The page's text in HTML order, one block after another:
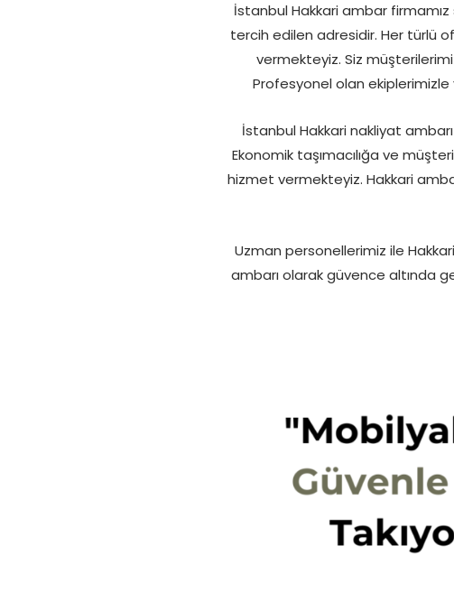
İstanbul Hakkari ambar
tercih edilen adresidir. Her türlü
vermekteyiz. Siz
Profesyonel olan
İstanbul Hakkari nakliyat
Ekonomik taşımacılığa ve
hizmet vermekteyiz. Hakkari
Uzman personellerimiz ile
ambarı olarak güvence altında